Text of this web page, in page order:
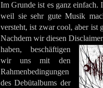
Im Grunde ist es ganz einfach.
weil sie sehr gute Musik
versteht, ist zwar cool, aber ist
Nachdem wir diesen
haben, beschäftigen
wir uns mit den
Rahmenbedingungen
des Debütalbums der